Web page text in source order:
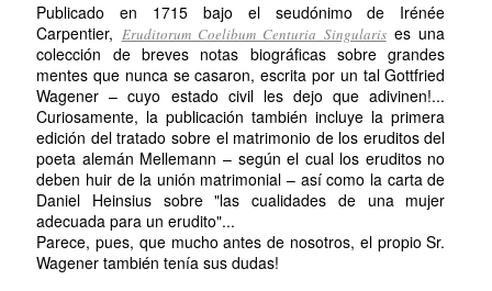
Publicado en 1715 bajo el seudónimo de Irénée
Carpentier, Eruditorum Coelibum Centuria Singularises una
colección de breves notas biográficas sobre grandes
mentes que nunca se casaron, escrita por un tal Gottfried
Wagener – cuyo estado civil les dejo que adivinen!...
Curiosamente, la publicación también incluye la primera
edición del tratado sobre el matrimonio de los eruditos del
poeta alemán Mellemann – según el cual los eruditos no
deben huir de la unión matrimonial – así como la carta de
Daniel Heinsius sobre "las cualidades de una mujer
adecuada para un erudito"...
Parece, pues, que mucho antes de nosotros, el propio Sr.
Wagener también tenía sus dudas!